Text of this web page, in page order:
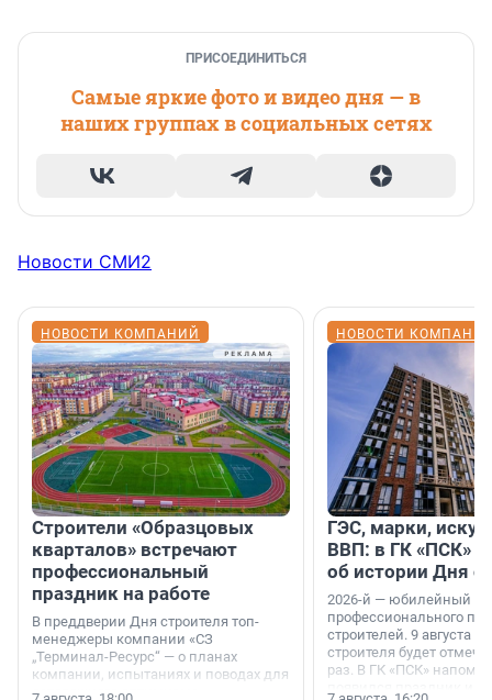
ПРИСОЕДИНИТЬСЯ
Самые яркие фото и видео дня — в
наших группах в социальных сетях
Новости СМИ2
НОВОСТИ КОМПАНИЙ
Строители «Образцовых
кварталов» встречают
профессиональный
праздник на работе
В преддверии Дня строителя топ-
менеджеры компании «СЗ
„Терминал-Ресурс“ — о планах
компании, испытаниях и поводах для
осторожного оптимизма.
НОВОСТИ
ГЭС, марки,
ВВП: в ГК «ПСК»
об истории Дня
2026-й — юбилейный
профессионального
строителей. 9 августа
строителя будет
раз. В ГК «ПСК»